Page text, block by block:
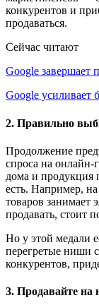
конкурентов и
продаваться.
Сейчас читают
Google завершает
Google усиливает
2. Правильно
Продолжение
спроса на онлайн-
дома и продукция
есть. Например,
товаров занимает
продавать, стоит
Но у этой медали
перегретые ниши
конкурентов,
3. Продавайте на